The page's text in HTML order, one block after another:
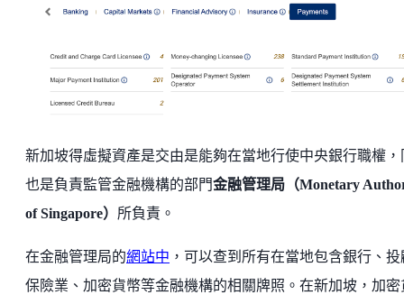
新加坡得虛擬資產是交由是能夠在當地行使中央銀行職權，
也是負責監管金融機構的部門金融管理局（Monetary
of Singapore） 所負責。
在金融管理局的網站中 ，可以查到所有在當地包含銀行、投
保險業、加密貨幣等金融機構的相關牌照。在新加坡，加密